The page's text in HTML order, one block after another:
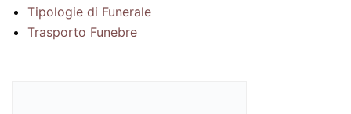
Tipologie di Funerale
Trasporto Funebre